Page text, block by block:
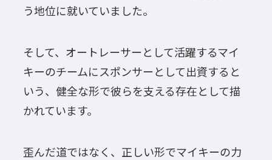
う地位に就いていました。
そして、オートレーサーとして活躍するマイ
キーのチームにスポンサーとして出資すると
いう、健全な形で彼らを支える存在として描
かれています。
歪んだ道ではなく、正しい形でマイキーの力